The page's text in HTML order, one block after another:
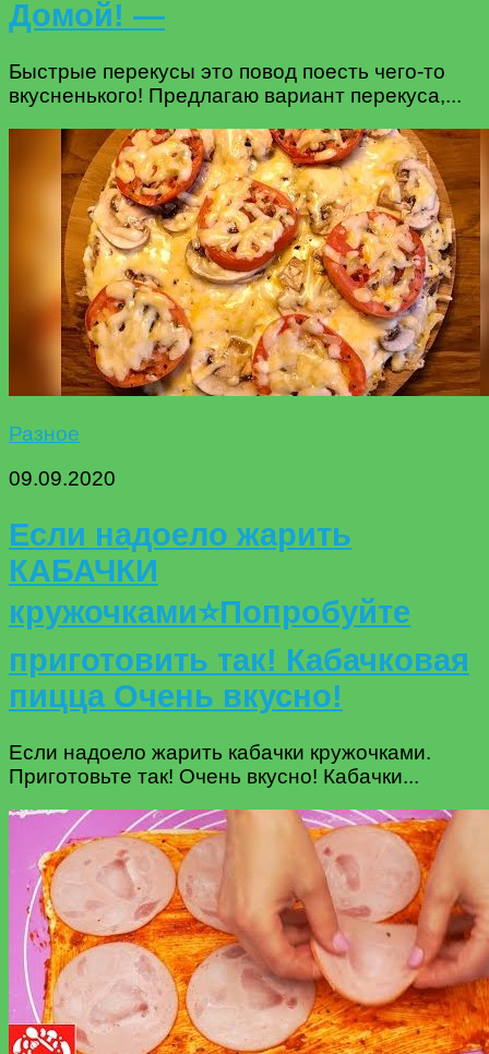
Домой! —
Быстрые перекусы это повод поесть чего-то
вкусненького! Предлагаю вариант перекуса,...
Разное
09.09.2020
Если надоело жарить
КАБАЧКИ
кружочками⭐️Попробуйте
приготовить так! Кабачковая
пицца Очень вкусно!
Если надоело жарить кабачки кружочками.
Приготовьте так! Очень вкусно! Кабачки...